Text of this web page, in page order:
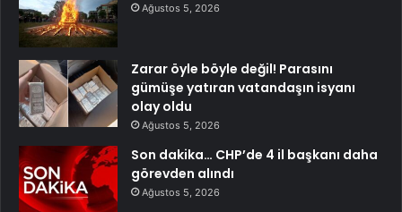
Ağustos 5, 2026
Zarar öyle böyle değil! Parasını
gümüşe yatıran vatandaşın isyanı
olay oldu
Ağustos 5, 2026
Son dakika… CHP’de 4 il başkanı daha
görevden alındı
Ağustos 5, 2026